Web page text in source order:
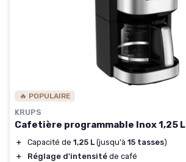
🔥 POPULAIRE
KRUPS
Cafetière programmable Inox 1,25 L
＋ Capacité de 1,25 L (jusqu'à 15 tasses)
＋
Réglage d'intensité de café